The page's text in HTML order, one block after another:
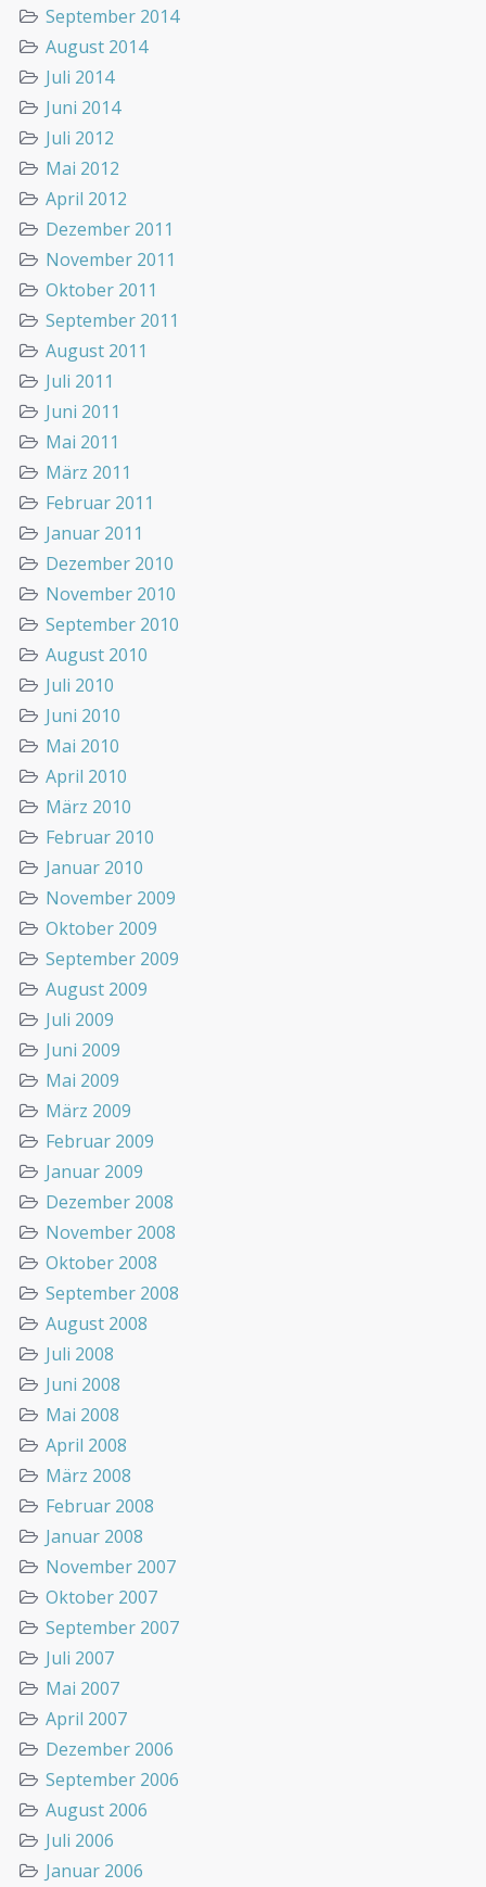
September 2014
August 2014
Juli 2014
Juni 2014
Juli 2012
Mai 2012
April 2012
Dezember 2011
November 2011
Oktober 2011
September 2011
August 2011
Juli 2011
Juni 2011
Mai 2011
März 2011
Februar 2011
Januar 2011
Dezember 2010
November 2010
September 2010
August 2010
Juli 2010
Juni 2010
Mai 2010
April 2010
März 2010
Februar 2010
Januar 2010
November 2009
Oktober 2009
September 2009
August 2009
Juli 2009
Juni 2009
Mai 2009
März 2009
Februar 2009
Januar 2009
Dezember 2008
November 2008
Oktober 2008
September 2008
August 2008
Juli 2008
Juni 2008
Mai 2008
April 2008
März 2008
Februar 2008
Januar 2008
November 2007
Oktober 2007
September 2007
Juli 2007
Mai 2007
April 2007
Dezember 2006
September 2006
August 2006
Juli 2006
Januar 2006